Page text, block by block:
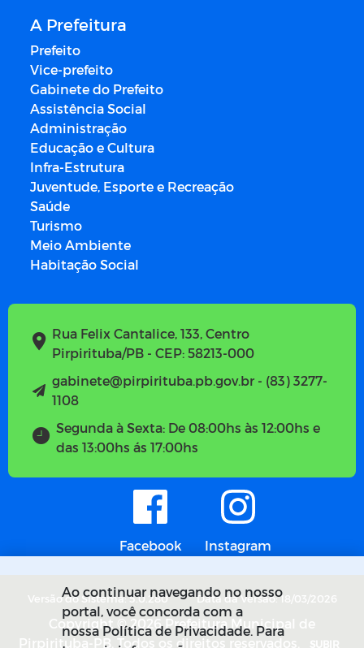
A Prefeitura
Prefeito
Vice-prefeito
Gabinete do Prefeito
Assistência Social
Administração
Educação e Cultura
Infra-Estrutura
Juventude, Esporte e Recreação
Saúde
Turismo
Meio Ambiente
Habitação Social
Rua Felix Cantalice, 133, Centro
Pirpirituba/PB - CEP: 58213-000
gabinete@pirpirituba.pb.gov.br - (83) 3277-
1108
Segunda à Sexta: De 08:00hs às 12:00hs e
das 13:00hs ás 17:00hs
Facebook Instagram
Versão do Sistema: 5.0.280 Data da Versão: 18/03/2026
Copyright © 2026 Prefeitura Municipal de
Pirpirituba-PB. Todos os direitos reservados.
SUBIR
Ao continuar navegando no nosso
portal, você concorda com a
nossa Política de Privacidade. Para